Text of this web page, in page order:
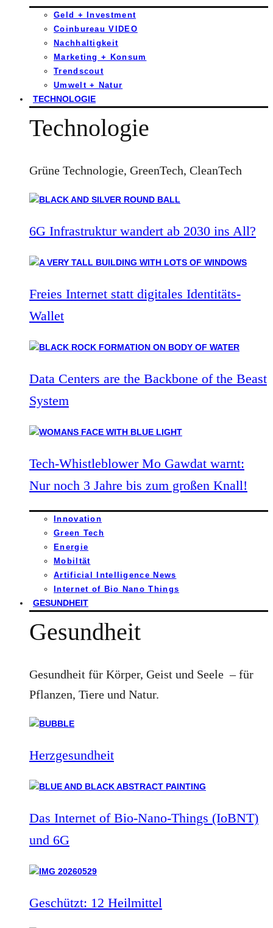
Geld + Investment
Coinbureau VIDEO
Nachhaltigkeit
Marketing + Konsum
Trendscout
Umwelt + Natur
TECHNOLOGIE
Technologie
Grüne Technologie, GreenTech, CleanTech
6G Infrastruktur wandert ab 2030 ins All?
Freies Internet statt digitales Identitäts-
Wallet
Data Centers are the Backbone of the Beast
System
Tech-Whistleblower Mo Gawdat warnt:
Nur noch 3 Jahre bis zum großen Knall!
Innovation
Green Tech
Energie
Mobiltät
Artificial Intelligence News
Internet of Bio Nano Things
GESUNDHEIT
Gesundheit
Gesundheit für Körper, Geist und Seele – für
Pflanzen, Tiere und Natur.
Herzgesundheit
Das Internet of Bio-Nano-Things (IoBNT)
und 6G
Geschützt: 12 Heilmittel